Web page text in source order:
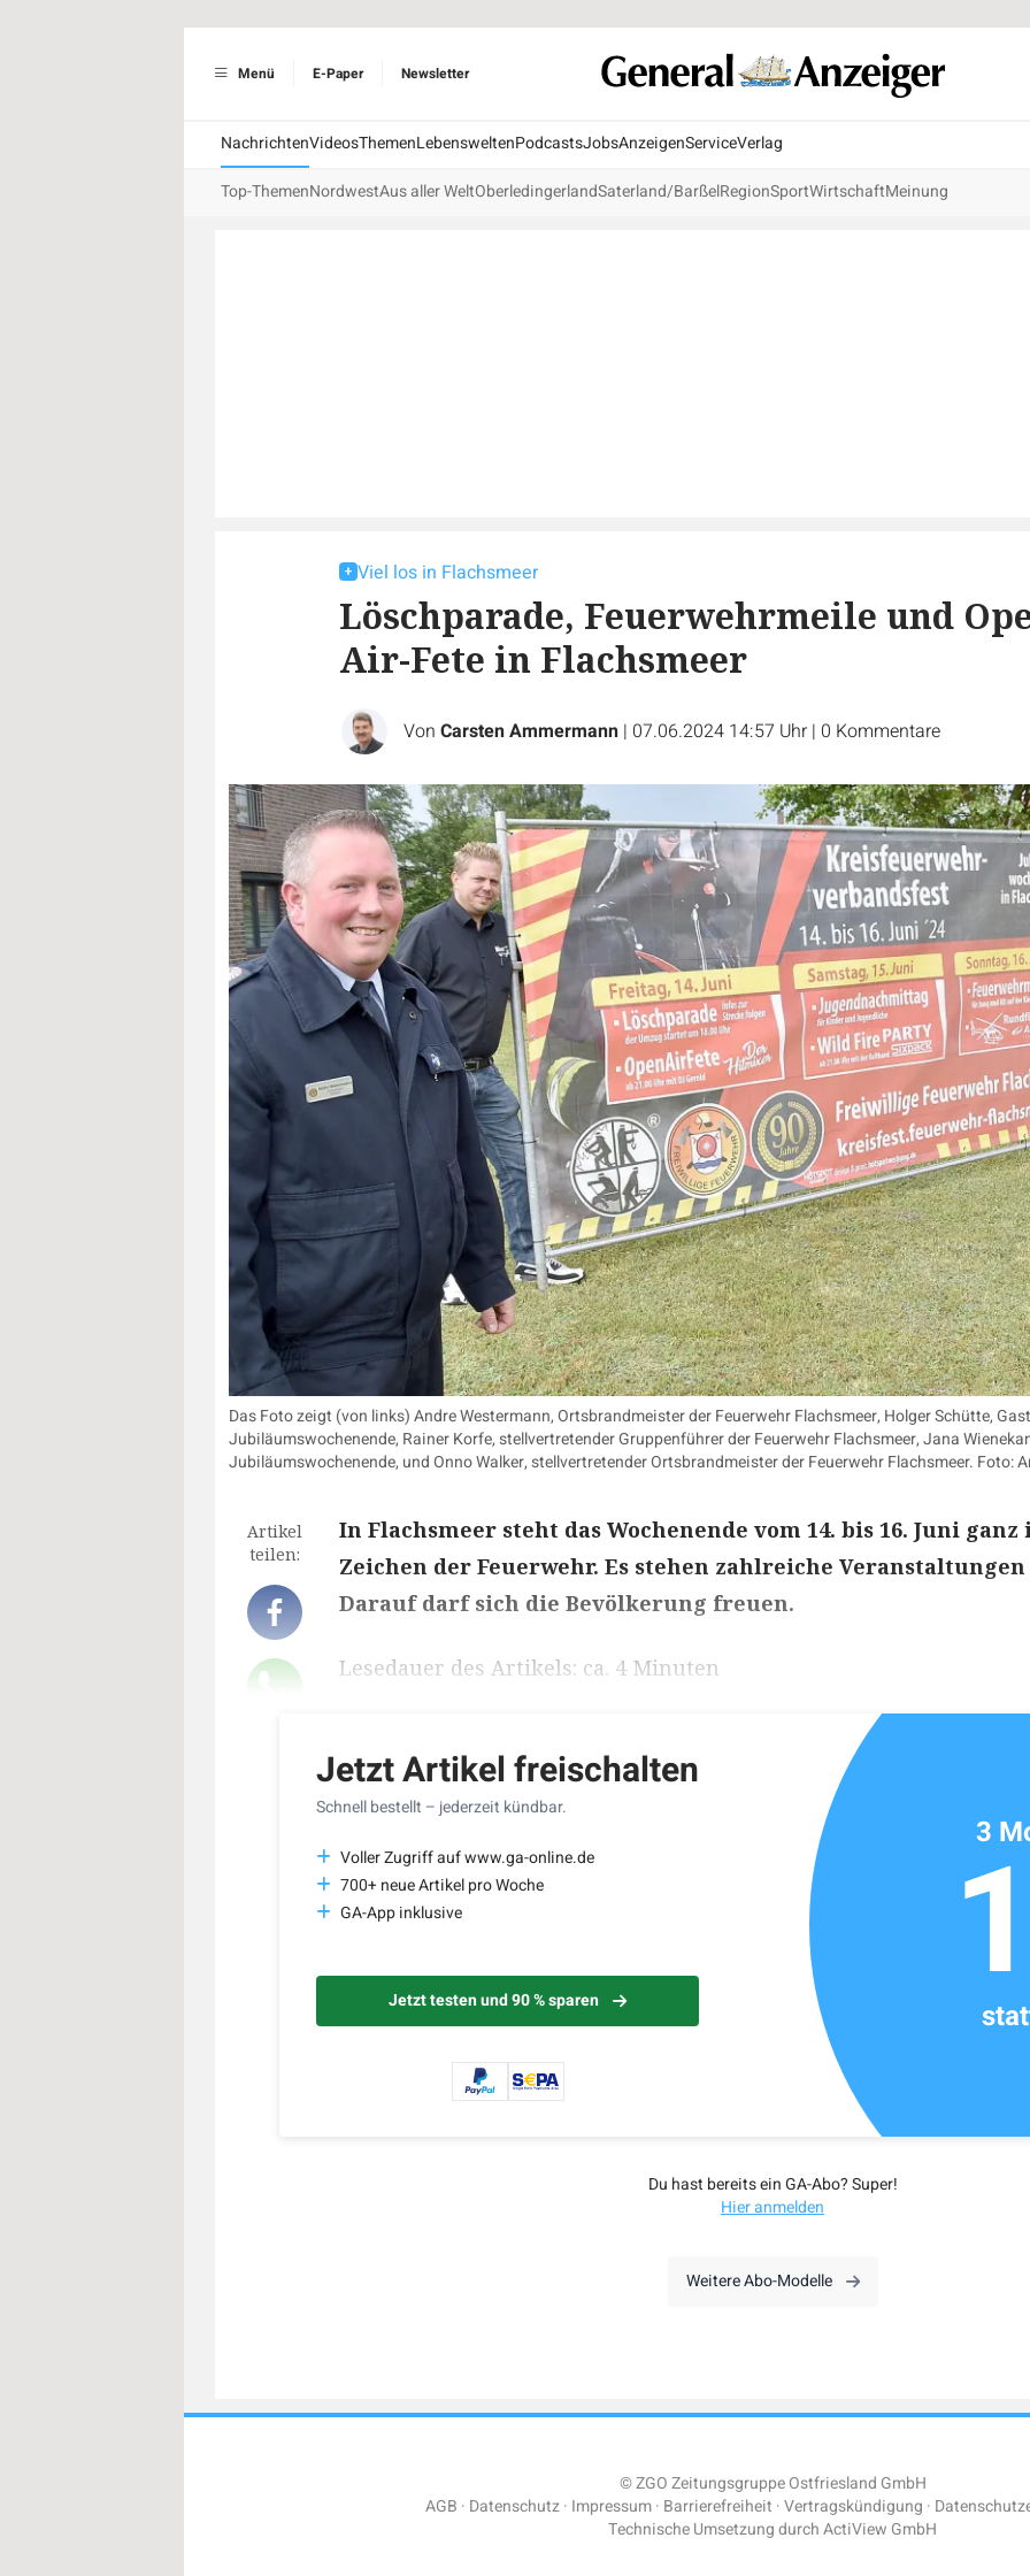
Menü E-Paper Newsletter
NachrichtenVideosThemenLebensweltenPodcastsJobsAnzeigenServiceVerlag
Top-ThemenNordwestAus aller WeltOberledingerlandSaterland/BarßelRegionSportWirtschaftMeinung
Viel los in Flachsmeer
Löschparade, Feuerwehrmeile und
Air-Fete in Flachsmeer
Von Carsten Ammermann | 07.06.2024 14:57 Uhr | 0 Kommentare
Das Foto zeigt (von links) Andre Westermann, Ortsbrandmeister der Feuerwehr Flachsmeer, Holger Schütte,
Jubiläumswochenende, Rainer Korfe, stellvertretender Gruppenführer der Feuerwehr Flachsmeer, Jana
Jubiläumswochenende, und Onno Walker, stellvertretender Ortsbrandmeister der Feuerwehr Flachsmeer. Foto:
Artikel
teilen:
In Flachsmeer steht das Wochenende vom 14. bis 16. Juni ganz
Zeichen der Feuerwehr. Es stehen zahlreiche Veranstaltungen
Darauf darf sich die Bevölkerung freuen.
Lesedauer des Artikels: ca. 4 Minuten
Jetzt Artikel freischalten
Schnell bestellt – jederzeit kündbar.
Voller Zugriff auf www.ga-online.de
700+ neue Artikel pro Woche
GA-App inklusive
Jetzt testen und 90 % sparen
3
Du hast bereits ein GA-Abo? Super!
Hier anmelden
Weitere Abo-Modelle
© ZGO Zeitungsgruppe Ostfriesland GmbH
AGB Datenschutz Impressum Barrierefreiheit Vertragskündigung
Technische Umsetzung durchActiView GmbH